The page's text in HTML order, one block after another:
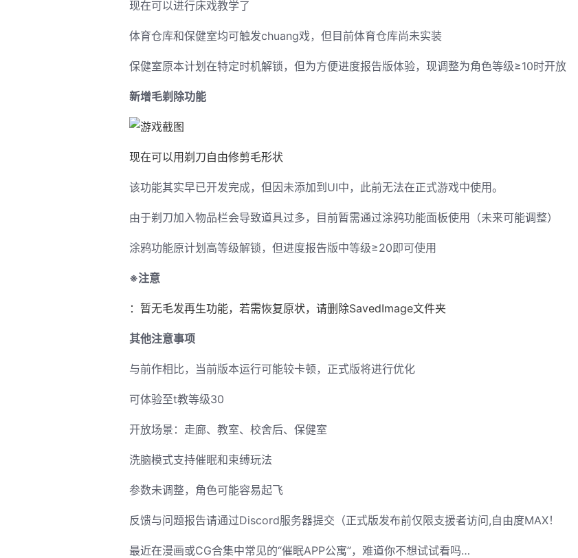
现在可以进行床戏教学了
体育仓库和保健室均可触发chuang戏，但目前体育仓库尚未实装
保健室原本计划在特定时机解锁，但为方便进度报告版体验，现调整为角色等级≥10时开放
新增毛剃除功能
现在可以用剃刀自由修剪毛形状
该功能其实早已开发完成，但因未添加到UI中，此前无法在正式游戏中使用。
由于剃刀加入物品栏会导致道具过多，目前暂需通过涂鸦功能面板使用（未来可能调整）
涂鸦功能原计划高等级解锁，但进度报告版中等级≥20即可使用
※注意
：暂无毛发再生功能，若需恢复原状，请删除SavedImage文件夹
其他注意事项
与前作相比，当前版本运行可能较卡顿，正式版将进行优化
可体验至t教等级30
开放场景：走廊、教室、校舍后、保健室
洗脑模式支持催眠和束缚玩法
参数未调整，角色可能容易起飞
反馈与问题报告请通过Discord服务器提交（正式版发布前仅限支援者访问,自由度MAX！
最近在漫画或CG合集中常见的“催眠APP公寓”，难道你不想试试看吗…